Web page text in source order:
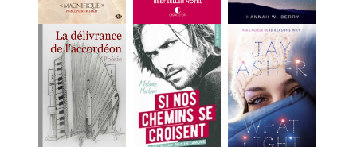
MES FUTURES
LECTURES
MES CRITIQUES
MES ARTICLES
MARION